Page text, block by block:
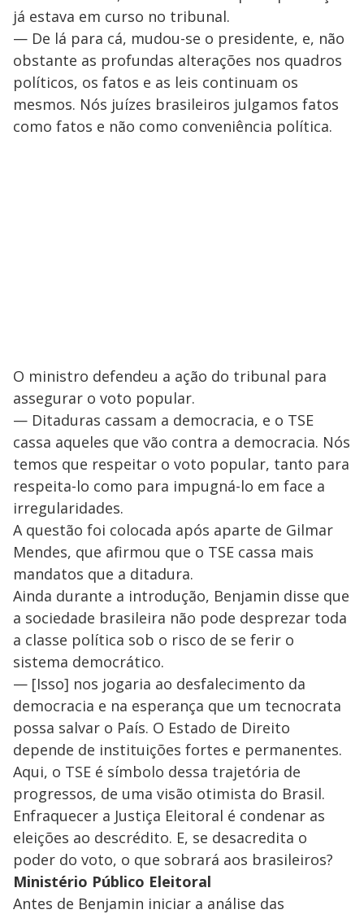
já estava em curso no tribunal.
— De lá para cá, mudou-se o presidente, e, não
obstante as profundas alterações nos quadros
políticos, os fatos e as leis continuam os
mesmos. Nós juízes brasileiros julgamos fatos
como fatos e não como conveniência política.
O ministro defendeu a ação do tribunal para
assegurar o voto popular.
— Ditaduras cassam a democracia, e o TSE
cassa aqueles que vão contra a democracia. Nós
temos que respeitar o voto popular, tanto para
respeita-lo como para impugná-lo em face a
irregularidades.
A questão foi colocada após aparte de Gilmar
Mendes, que afirmou que o TSE cassa mais
mandatos que a ditadura.
Ainda durante a introdução, Benjamin disse que
a sociedade brasileira não pode desprezar toda
a classe política sob o risco de se ferir o
sistema democrático.
— [Isso] nos jogaria ao desfalecimento da
democracia e na esperança que um tecnocrata
possa salvar o País. O Estado de Direito
depende de instituições fortes e permanentes.
Aqui, o TSE é símbolo dessa trajetória de
progressos, de uma visão otimista do Brasil.
Enfraquecer a Justiça Eleitoral é condenar as
eleições ao descrédito. E, se desacredita o
poder do voto, o que sobrará aos brasileiros?
Ministério Público Eleitoral
Antes de Benjamin iniciar a análise das